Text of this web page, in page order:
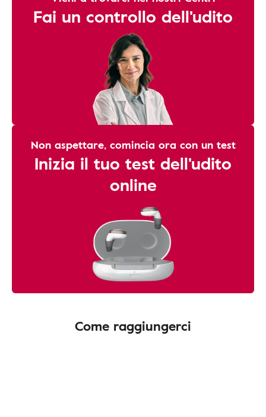
Fai un controllo dell'udito
Non aspettare, comincia ora con un test
Inizia il tuo test dell'udito
online
Come raggiungerci